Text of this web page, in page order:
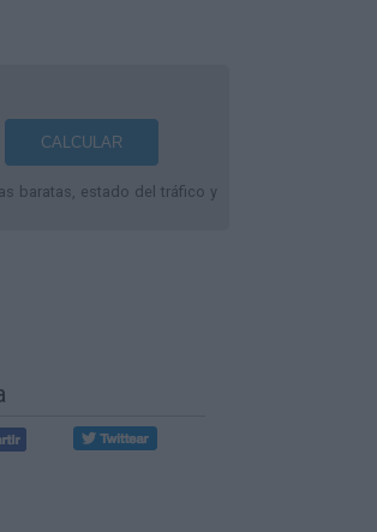
baratas, estado del tráfico y